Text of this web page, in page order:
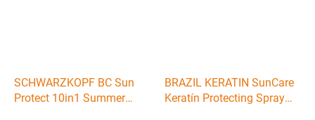
SCHWARZKOPF BC Sun
Protect 10in1 Summer
BRAZIL KERATIN SunCare
Keratín Protecting Spray